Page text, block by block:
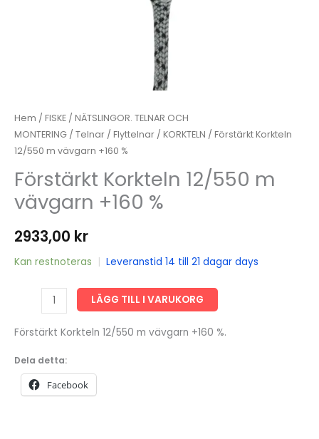
Hem / FISKE / NÄTSLINGOR. TELNAR OCH
MONTERING / Telnar / Flyttelnar / KORKTELN / Förstärkt Korkteln
12/550 m vävgarn +160 %
Förstärkt Korkteln 12/550 m
vävgarn +160 %
2933,00 kr
Kan restnoteras Leveranstid 14 till 21 dagar days
Förstärkt
Korkteln
12/550
vävgarn
+160
LÄGG TILL I VARUKORG
Förstärkt Korkteln 12/550 m vävgarn +160 %.
Dela detta:
Facebook